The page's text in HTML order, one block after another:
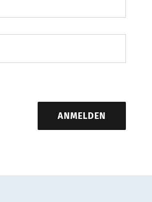
ANMELDEN